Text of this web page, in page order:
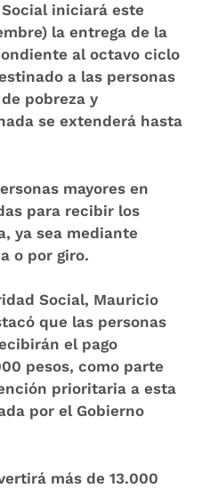
iniciará este
la entrega de la
al octavo ciclo
a las personas
pobreza y
se extenderá hasta
mayores en
para recibir los
ya sea mediante
o por giro.
Social, Mauricio
que las personas
el pago
pesos, como parte
prioritaria a esta
por el Gobierno
más de 13.000